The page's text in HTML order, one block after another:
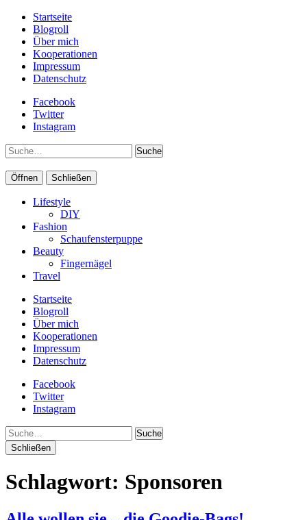
Startseite
Blogroll
Über mich
Kooperationen
Impressum
Datenschutz
Facebook
Twitter
Instagram
Suche
Öffnen Schließen
Lifestyle
DIY
Fashion
Schaufensterpuppe
Beauty
Fingernägel
Travel
Startseite
Blogroll
Über mich
Kooperationen
Impressum
Datenschutz
Facebook
Twitter
Instagram
Suche
Schließen
Schlagwort: Sponsoren